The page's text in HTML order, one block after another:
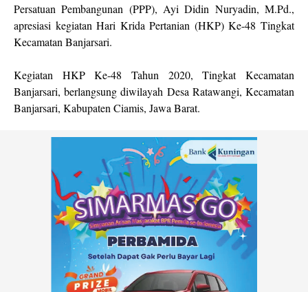
Persatuan Pembangunan (PPP), Ayi Didin Nuryadin, M.Pd.,
apresiasi kegiatan Hari Krida Pertanian (HKP) Ke-48 Tingkat
Kecamatan Banjarsari.
Kegiatan HKP Ke-48 Tahun 2020, Tingkat Kecamatan
Banjarsari, berlangsung diwilayah Desa Ratawangi, Kecamatan
Banjarsari, Kabupaten Ciamis, Jawa Barat.